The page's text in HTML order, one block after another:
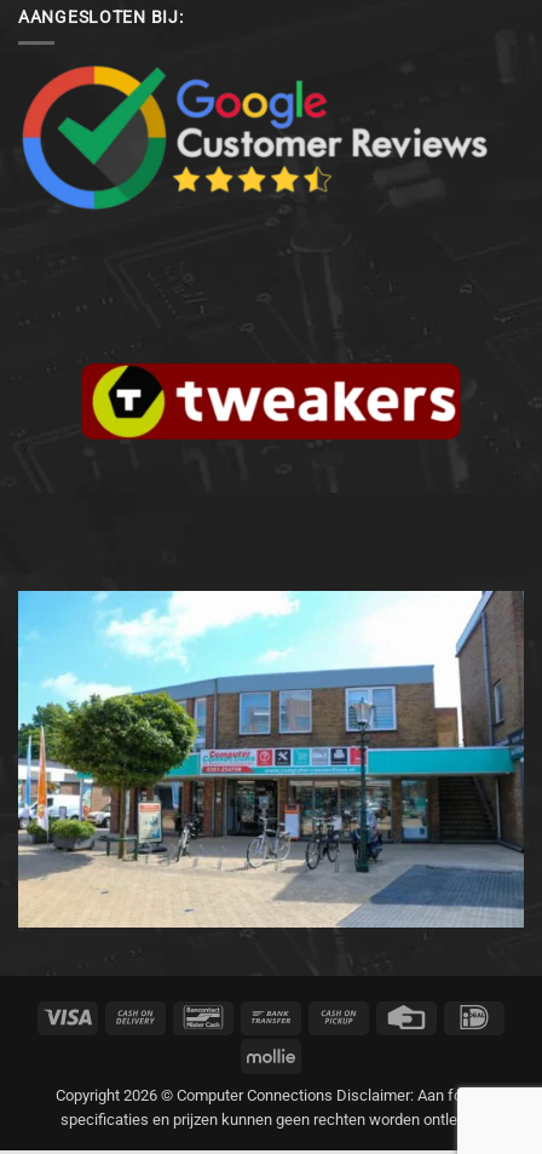
AANGESLOTEN BIJ:
Visa
Cash
Bancontact Bank
Cash
Credit
Mollie
Copyright 2026 © Computer Connections Disclaimer: Aan foto's,
specificaties en prijzen kunnen geen rechten worden ontleend